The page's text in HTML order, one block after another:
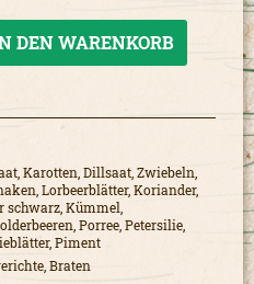
DENWARENKORB
Karotten, Dillsaat, Zwiebeln,
Lorbeerblätter, Koriander,
schwarz, Kümmel,
Porree, Petersilie,
Piment
Braten